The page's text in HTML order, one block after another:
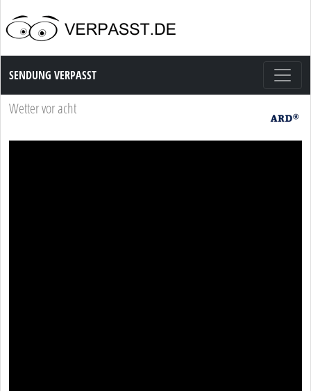
Sendung Verpasst
SENDUNG VERPASST
Wetter vor acht